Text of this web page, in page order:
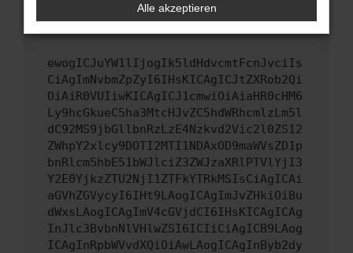
uns diesen Text schicken, um uns bei der
Fehlersuche zu unterstützen:
ewogICJuYW1lIjogIk5ldHdvcmtFcnJvciIs
CiAgImNvbmZpZyI6IHsKICAgICJtZXRob2Qi
OiAiR0VUIiwKICAgICJ1cmwiOiAiaHR0cHM6
Ly9hcGkueC5ha3MtcHJvZC5hdWRhcmlzLm5l
dC92MS9jbGllbnRzLzE4Nzkvd2Vic2l0ZS12
ZWhpY2xlcy9DOTI2MTI1NDAxOD9maWVsZD1p
bnRlcm5hbE51bWJlciZ3ZWJzaXRlPTVlYjI3
Y2E0YjkzZTU2NjI1ZTFkYTRkMSIsCiAgICAi
aGVhZGVycyI6IHt9LAogICAgImJvZHkiOiBu
dWxsLAogICAgImV4cGVjdCI6IHsKICAgICAg
InJlc3BvbnNlVHlwZSI6ICIiCiAgICB9LAog
ICAgInRpbWVvdXQiOiAwLAogICAgInByb2dy
Alle akzeptieren